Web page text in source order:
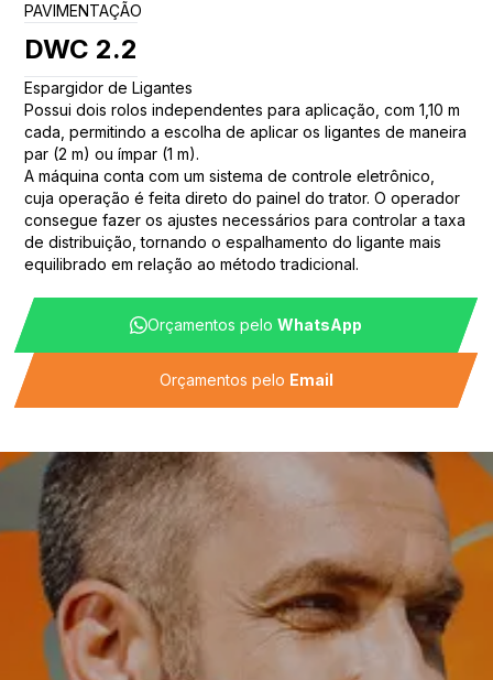
PAVIMENTAÇÃO
DWC 2.2
Espargidor de Ligantes
Possui dois rolos independentes para aplicação, com 1,10 m
cada, permitindo a escolha de aplicar os ligantes de maneira
par (2 m) ou ímpar (1 m).
A máquina conta com um sistema de controle eletrônico,
cuja operação é feita direto do painel do trator. O operador
consegue fazer os ajustes necessários para controlar a taxa
de distribuição, tornando o espalhamento do ligante mais
equilibrado em relação ao método tradicional.
Orçamentos peloWhatsApp
Orçamentos pelo Email